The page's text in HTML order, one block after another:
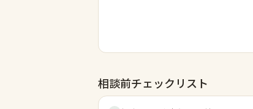
相談前チェックリスト